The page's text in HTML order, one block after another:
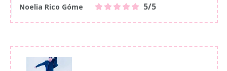
Noelia Rico Góme 5/5